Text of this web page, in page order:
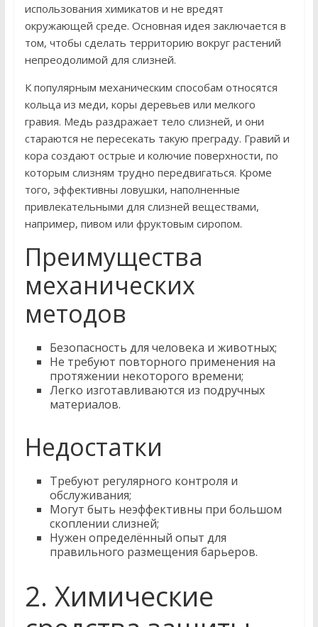
использования химикатов и не вредят
окружающей среде. Основная идея заключается в
том, чтобы сделать территорию вокруг растений
непреодолимой для слизней.
К популярным механическим способам относятся
кольца из меди, коры деревьев или мелкого
гравия. Медь раздражает тело слизней, и они
стараются не пересекать такую преграду. Гравий и
кора создают острые и колючие поверхности, по
которым слизням трудно передвигаться. Кроме
того, эффективны ловушки, наполненные
привлекательными для слизней веществами,
например, пивом или фруктовым сиропом.
Преимущества
механических
методов
Безопасность для человека и животных;
Не требуют повторного применения на
протяжении некоторого времени;
Легко изготавливаются из подручных
материалов.
Недостатки
Требуют регулярного контроля и
обслуживания;
Могут быть неэффективны при большом
скоплении слизней;
Нужен определённый опыт для
правильного размещения барьеров.
2. Химические